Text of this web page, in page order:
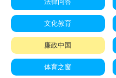
法律问答
文化教育
廉政中国
体育之窗